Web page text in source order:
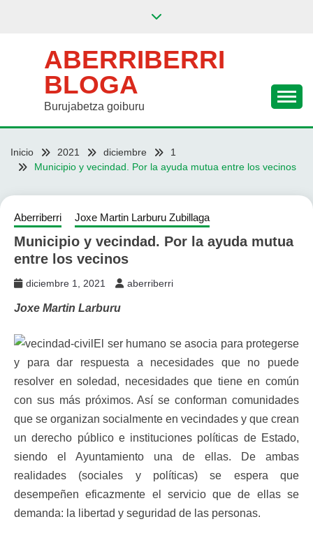
ABERRIBERRI
BLOGA
Burujabetza goiburu
Inicio 2021 diciembre
1
Municipio y vecindad. Por la ayuda mutua entre los vecinos
Aberriberri Joxe Martin Larburu Zubillaga
Municipio y vecindad. Por la ayuda mutua
entre los vecinos
diciembre 1, 2021 aberriberri
Joxe Martin Larburu
El ser humano se asocia para protegerse
y para dar respuesta a necesidades que no puede
resolver en soledad, necesidades que tiene en común
con sus más próximos. Así se conforman comunidades
que se organizan socialmente en vecindades y que crean
un derecho público e instituciones políticas de Estado,
siendo el Ayuntamiento una de ellas. De ambas
realidades (sociales y políticas) se espera que
desempeñen eficazmente el servicio que de ellas se
demanda: la libertad y seguridad de las personas.